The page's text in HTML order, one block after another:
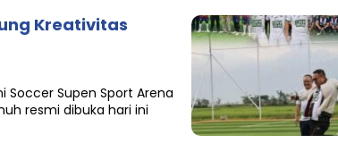
Kreativitas
Soccer Supen Sport Arena
resmi dibuka hari ini